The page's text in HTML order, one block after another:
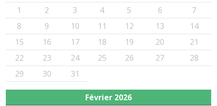
1
2 3 4 5 6
7
8
9 10 11 12 13
14
15
16 17 18 19 20
21
22
23 24 25 26 27
28
29
30 31
Février 2026